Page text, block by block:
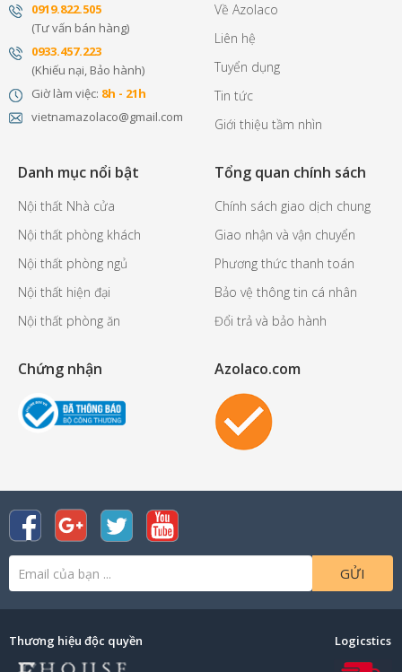
0919.822.505
(Tư vấn bán hàng)
0933.457.223
(Khiếu nại, Bảo hành)
Giờ làm việc: 8h - 21h
vietnamazolaco@gmail.com
Về Azolaco
Liên hệ
Tuyển dụng
Tin tức
Giới thiệu tầm nhìn
Danh mục nổi bật
Nội thất Nhà cửa
Nội thất phòng khách
Nội thất phòng ngủ
Nội thất hiện đại
Nội thất phòng ăn
Tổng quan chính sách
Chính sách giao dịch chung
Giao nhận và vận chuyển
Phương thức thanh toán
Bảo vệ thông tin cá nhân
Đổi trả và bảo hành
Chứng nhận Azolaco.com
GỬI
Thương hiệu độc quyền Logicstics